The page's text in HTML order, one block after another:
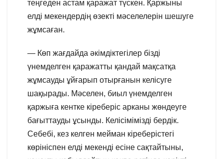
теңгеден астам қаражат түскен. Қаржыны
елді мекендердің өзекті мәселелерін шешуге
жұмсаған.
— Көп жағдайда әкімдіктегілер бізді
үнемделген қаражатты қандай мақсатқа
жұмсауды ұйғарып отырғанын келісуге
шақырады. Мәселен, биыл үнемделген
қаржыға кентке кіреберіс арканы жөндеуге
бағыттауды ұсынды. Келісімімізді бердік.
Себебі, кез келген мейман кіреберістегі
көрініспен елді мекенді есіне сақтайтыны,